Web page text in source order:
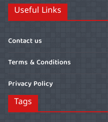
Useful Links
Contact us
Terms & Conditions
Privacy Policy
Tags